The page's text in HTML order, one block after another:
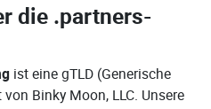
die .partners-
ist eine gTLD (Generische
Binky Moon, LLC. Unsere